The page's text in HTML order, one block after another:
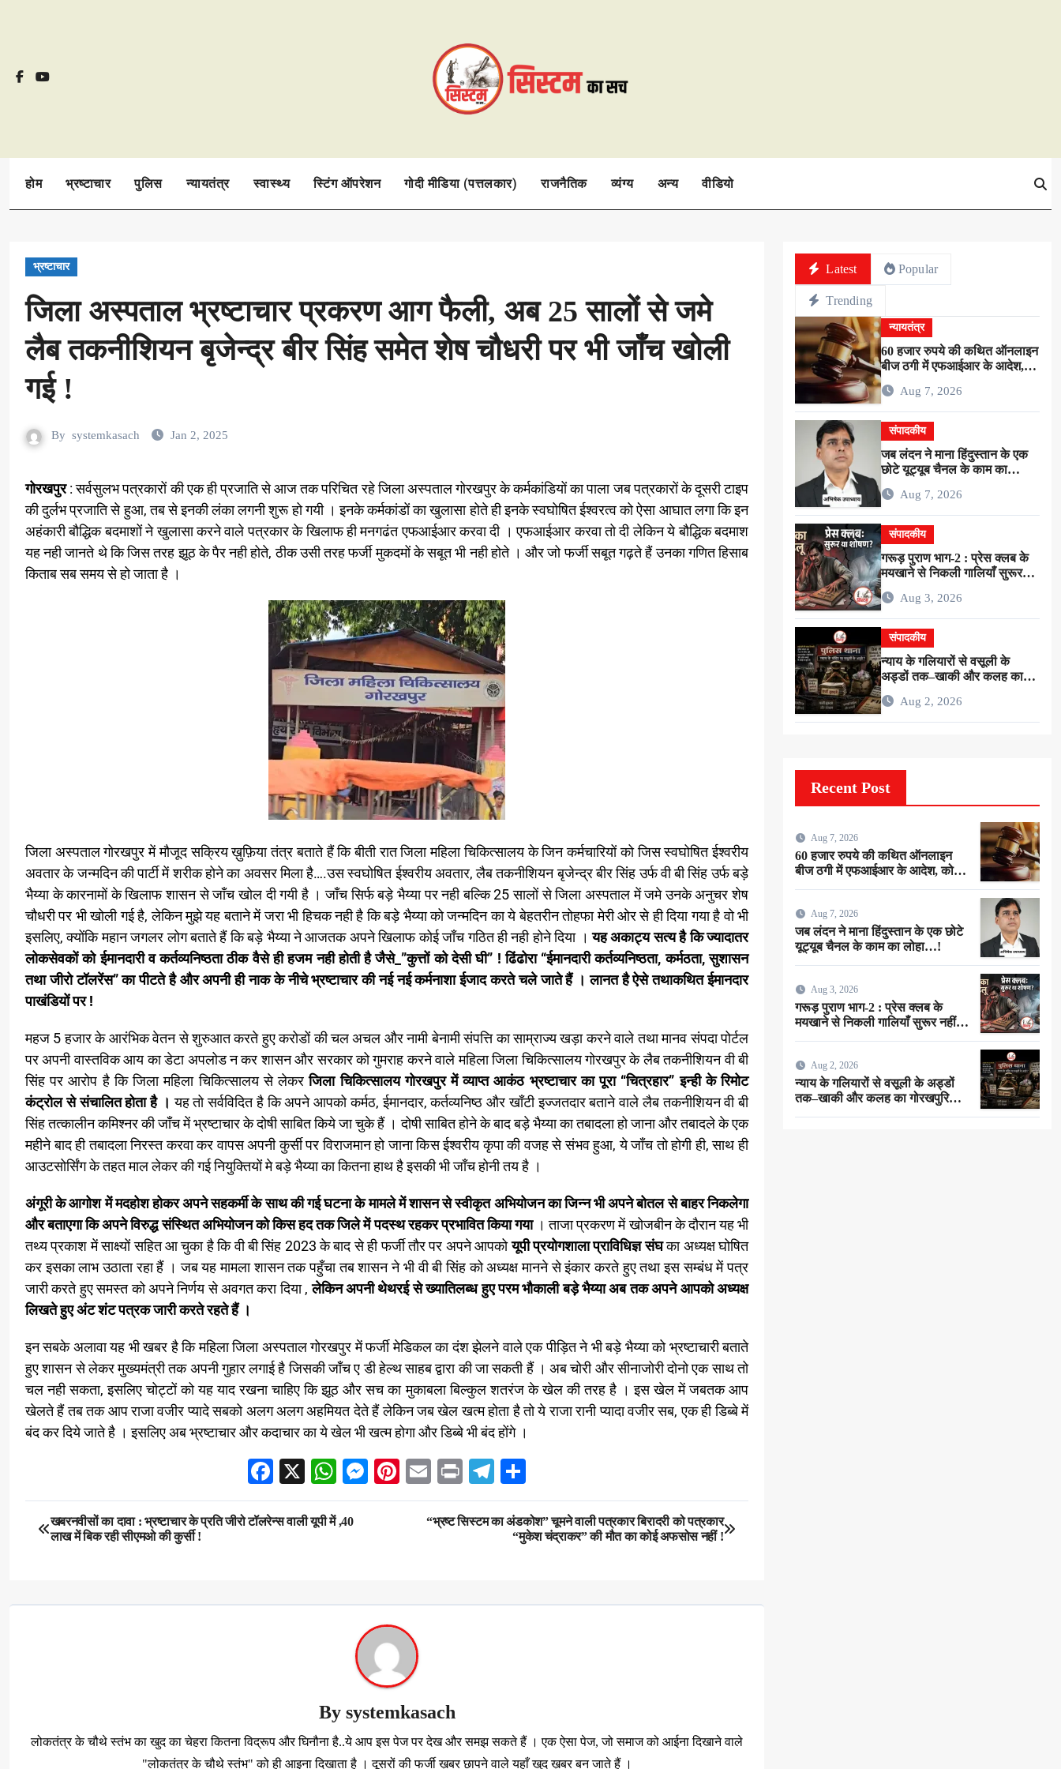
होम भ्रष्टाचार पुलिस न्यायतंत्र स्वास्थ्य स्टिंग ऑपरेशन गोदी मीडिया (पत्तलकार) राजनैतिक व्यंग्य अन्य वीडियो
भ्रष्टाचार
जिला अस्पताल भ्रष्टाचार प्रकरण आग फैली, अब 25 सालों से जमे
लैब तकनीशियन बृजेन्द्र बीर सिंह समेत शेष चौधरी पर भी जाँच खोली
गई !
By systemkasach Jan 2, 2025
गोरखपुर: सर्वसुलभ पत्रकारों की एक ही प्रजाति से आज तक परिचित रहे जिला अस्पताल गोरखपुर के कर्मकांडियों का पाला जब पत्रकारों के दूसरी टाइप
की दुर्लभ प्रजाति से हुआ, तब से इनकी लंका लगनी शुरू हो गयी । इनके कर्मकांडों का खुलासा होते ही इनके स्वघोषित ईश्वरत्व को ऐसा आघात लगा कि इन
अहंकारी बौद्धिक बदमाशों ने खुलासा करने वाले पत्रकार के खिलाफ ही मनगढंत एफआईआर करवा दी । एफआईआर करवा तो दी लेकिन ये बौद्धिक बदमाश
यह नही जानते थे कि जिस तरह झूठ के पैर नही होते, ठीक उसी तरह फर्जी मुकदमों के सबूत भी नही होते । और जो फर्जी सबूत गढ़ते हैं उनका गणित हिसाब
किताब सब समय से हो जाता है ।
जिला अस्पताल गोरखपुर में मौजूद सक्रिय ख़ुफ़िया तंत्र बताते हैं कि बीती रात जिला महिला चिकित्सालय के जिन कर्मचारियों को जिस स्वघोषित ईश्वरीय
अवतार के जन्मदिन की पार्टी में शरीक होने का अवसर मिला है….उस स्वघोषित ईश्वरीय अवतार, लैब तकनीशियन बृजेन्द्र बीर सिंह उर्फ वी बी सिंह उर्फ बड़े
भैय्या के कारनामों के खिलाफ शासन से जाँच खोल दी गयी है । जाँच सिर्फ बड़े भैय्या पर नही बल्कि 25 सालों से जिला अस्पताल में जमे उनके अनुचर शेष
चौधरी पर भी खोली गई है, लेकिन मुझे यह बताने में जरा भी हिचक नही है कि बड़े भैय्या को जन्मदिन का ये बेहतरीन तोहफा मेरी ओर से ही दिया गया है वो भी
इसलिए, क्योंकि महान जगलर लोग बताते हैं कि बड़े भैय्या ने आजतक अपने खिलाफ कोई जाँच गठित ही नही होने दिया ।यह अकाट्य सत्य है कि ज्यादातर
लोकसेवकों को ईमानदारी व कर्तव्यनिष्ठता ठीक वैसे ही हजम नही होती है जैसे_”कुत्तों को देसी घी” ! ढिंढोरा “ईमानदारी कर्तव्यनिष्ठता, कर्मठता, सुशासन
तथा जीरो टॉलरेंस” का पीटते है और अपनी ही नाक के नीचे भ्रष्टाचार की नई नई कर्मनाशा ईजाद करते चले जाते हैं । लानत है ऐसे तथाकथित ईमानदार
पाखंडियों पर !
महज 5 हजार के आरंभिक वेतन से शुरुआत करते हुए करोडों की चल अचल और नामी बेनामी संपत्ति का साम्राज्य खड़ा करने वाले तथा मानव संपदा पोर्टल
पर अपनी वास्तविक आय का डेटा अपलोड न कर शासन और सरकार को गुमराह करने वाले महिला जिला चिकित्सालय गोरखपुर के लैब तकनीशियन वी बी
सिंह पर आरोप है कि जिला महिला चिकित्सालय से लेकरजिला चिकित्सालय गोरखपुर में व्याप्त आकंठ भ्रष्टाचार का पूरा “चित्रहार” इन्ही के रिमोट
कंट्रोल से संचालित होता है । यह तो सर्वविदित है कि अपने आपको कर्मठ, ईमानदार, कर्तव्यनिष्ठ और खाँटी इज्जतदार बताने वाले लैब तकनीशियन वी बी
सिंह तत्कालीन कमिश्नर की जाँच में भ्रष्टाचार के दोषी साबित किये जा चुके हैं । दोषी साबित होने के बाद बड़े भैय्या का तबादला हो जाना और तबादले के एक
महीने बाद ही तबादला निरस्त करवा कर वापस अपनी कुर्सी पर विराजमान हो जाना किस ईश्वरीय कृपा की वजह से संभव हुआ, ये जाँच तो होगी ही, साथ ही
आउटसोर्सिंग के तहत माल लेकर की गई नियुक्तियों मे बड़े भैय्या का कितना हाथ है इसकी भी जाँच होनी तय है ।
अंगूरी के आगोश में मदहोश होकर अपने सहकर्मी के साथ की गई घटना के मामले में शासन से स्वीकृत अभियोजन का जिन्न भी अपने बोतल से बाहर निकलेगा
और बताएगा कि अपने विरुद्ध संस्थित अभियोजन को किस हद तक जिले में पदस्थ रहकर प्रभावित किया गया। ताजा प्रकरण में खोजबीन के दौरान यह भी
तथ्य प्रकाश में साक्ष्यों सहित आ चुका है कि वी बी सिंह 2023 के बाद से ही फर्जी तौर पर अपने आपकोयूपी प्रयोगशाला प्राविधिज्ञ संघका अध्यक्ष घोषित
कर इसका लाभ उठाता रहा हैं । जब यह मामला शासन तक पहुँचा तब शासन ने भी वी बी सिंह को अध्यक्ष मानने से इंकार करते हुए तथा इस सम्बंध में पत्र
जारी करते हुए समस्त को अपने निर्णय से अवगत करा दिया ,लेकिन अपनी थेथरई से ख्यातिलब्ध हुए परम भौकाली बड़े भैय्या अब तक अपने आपको अध्यक्ष
लिखते हुए अंट शंट पत्रक जारी करते रहते हैं ।
इन सबके अलावा यह भी खबर है कि महिला जिला अस्पताल गोरखपुर में फर्जी मेडिकल का दंश झेलने वाले एक पीड़ित ने भी बड़े भैय्या को भ्रष्टाचारी बताते
हुए शासन से लेकर मुख्यमंत्री तक अपनी गुहार लगाई है जिसकी जाँच ए डी हेल्थ साहब द्वारा की जा सकती हैं । अब चोरी और सीनाजोरी दोनो एक साथ तो
चल नही सकता, इसलिए चोट्टों को यह याद रखना चाहिए कि झूठ और सच का मुकाबला बिल्कुल शतरंज के खेल की तरह है । इस खेल में जबतक आप
खेलते हैं तब तक आप राजा वजीर प्यादे सबको अलग अलग अहमियत देते हैं लेकिन जब खेल खत्म होता है तो ये राजा रानी प्यादा वजीर सब, एक ही डिब्बे में
बंद कर दिये जाते है । इसलिए अब भ्रष्टाचार और कदाचार का ये खेल भी खत्म होगा और डिब्बे भी बंद होंगे ।
Facebook
X WhatsApp
Messenger
Pinterest
EmailPrintTelegram
Post
navigation
खबरनवीसों का दावा : भ्रष्टाचार के प्रति जीरो टॉलरेन्स वाली यूपी में ,40
लाख में बिक रही सीएमओ की कुर्सी !
“भ्रष्ट सिस्टम का अंडकोश” चूमने वाली पत्रकार बिरादरी को पत्रकार
“मुकेश चंद्राकर” की मौत का कोई अफसोस नहीं !
By systemkasach
लोकतंत्र के चौथे स्तंभ का खुद का चेहरा कितना विद्रूप और घिनौना है..ये आप इस पेज पर देख और समझ सकते हैं । एक ऐसा पेज, जो समाज को आईना दिखाने वाले
"लोकतंत्र के चौथे स्तंभ" को ही आइना दिखाता है । दूसरों की फर्जी ख़बर छापने वाले यहाँ खुद ख़बर बन जाते हैं ।
Latest Popular
Trending
न्यायतंत्र
60 हजार रुपये की कथित ऑनलाइन
बीज ठगी में एफआईआर के आदेश,
कोर्ट ने गीडा पुलिस को 24 घंटे में
मुकदमा दर्ज करने का दिया निर्देश
Aug 7, 2026
संपादकीय
जब लंदन ने माना हिंदुस्तान के एक
छोटे यूट्यूब चैनल के काम का
Aug 7, 2026
संपादकीय
गरूड़ पुराण भाग-2 : प्रेस क्लब के
मयखाने से निकली गालियाँ सुरूर
नहीं…बल्कि ईमानदारी के शोषण की
चीख थी !Aug 3, 2026
संपादकीय
न्याय के गलियारों से वसूली के
अड्डों तक–खाकी और कलह का
गोरखपुरिया संस्करण !
Aug 2, 2026
Recent Post
Aug 7, 2026
60 हजार रुपये की कथित ऑनलाइन
बीज ठगी में एफआईआर के आदेश, कोर्ट
Aug 7, 2026
जब लंदन ने माना हिंदुस्तान के एक छोटे
यूट्यूब चैनल के काम का लोहा…!
Aug 3, 2026
गरूड़ पुराण भाग-2 : प्रेस क्लब के
मयखाने से निकली गालियाँ सुरूर नहीं…
Aug 2, 2026
न्याय के गलियारों से वसूली के अड्डों
तक–खाकी और कलह का गोरखपुरिया